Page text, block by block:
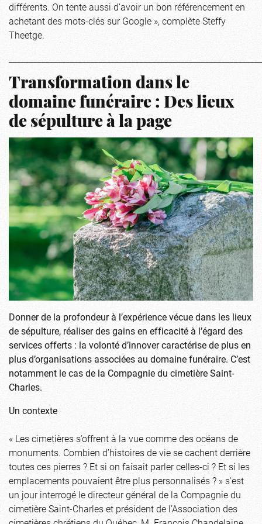
différents. On tente aussi d’avoir un bon référencement en
achetant des mots-clés sur Google », complète Steffy
Theetge.
Transformation dans le
domaine funéraire : Des lieux
de sépulture à la page
Donner de la profondeur à l’expérience vécue dans les lieux
de sépulture, réaliser des gains en efficacité à l’égard des
services offerts : la volonté d’innover caractérise de plus en
plus d’organisations associées au domaine funéraire. C’est
notamment le cas de la Compagnie du cimetière Saint-
Charles.
Un contexte
« Les cimetières s’offrent à la vue comme des océans de
monuments. Combien d’histoires de vie se cachent derrière
toutes ces pierres ? Et si on faisait parler celles-ci ? Et si les
emplacements pouvaient être plus personnalisés ? » s’est
un jour interrogé le directeur général de la Compagnie du
cimetière Saint-Charles et président de l’Association des